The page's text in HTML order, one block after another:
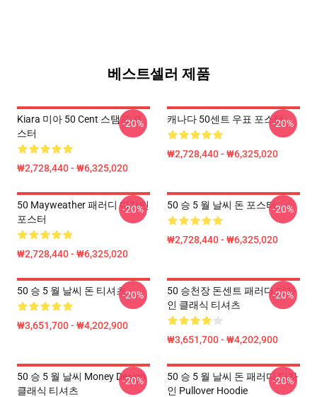
베스트셀러 제품
Kiara 미아 50 Cent 스탬프 포
스터
₩2,728,440 - ₩6,325,020
-20% 캐나다 50센트 우표 포스터
₩2,728,440 - ₩6,325,020
-20%
50 Mayweather 패러디 디자인
포스터
₩2,728,440 - ₩6,325,020
-20% 50 승 5 월 날씨 돈 포스터
₩2,728,440 - ₩6,325,020
-20%
50 승 5 월 날씨 돈 티셔츠
₩3,651,700 - ₩4,202,900
-20%
50 승천장 돈센트 패러디 디자
인 클래식 티셔츠
₩3,651,700 - ₩4,202,900
-20%
50 승 5 월 날씨 Money Design
클래식 티셔츠
-20%
50 승 5 월 날씨 돈 패러디 디자
인 Pullover Hoodie
-20%